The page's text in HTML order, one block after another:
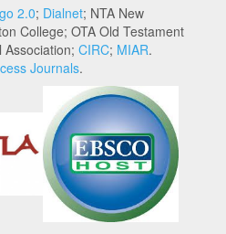
2.0; Dialnet; NTA New
College; OTA Old Testament
Association; CIRC; MIAR.
Journals.